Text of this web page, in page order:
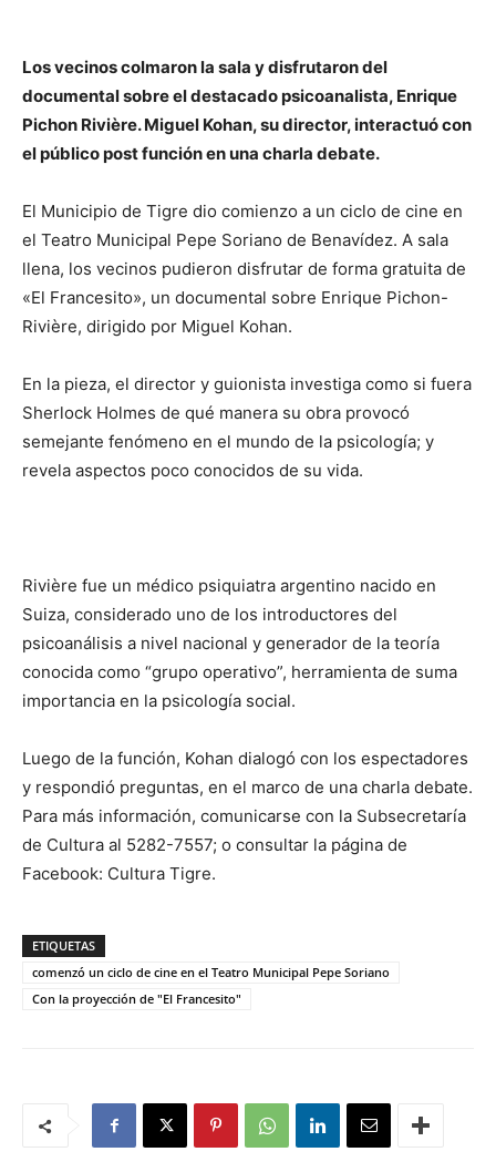
Los vecinos colmaron la sala y disfrutaron del
documental sobre el destacado psicoanalista, Enrique
Pichon Rivière. Miguel Kohan, su director, interactuó con
el público post función en una charla debate.
El Municipio de Tigre dio comienzo a un ciclo de cine en
el Teatro Municipal Pepe Soriano de Benavídez. A sala
llena, los vecinos pudieron disfrutar de forma gratuita de
«El Francesito», un documental sobre Enrique Pichon-
Rivière, dirigido por Miguel Kohan.
En la pieza, el director y guionista investiga como si fuera
Sherlock Holmes de qué manera su obra provocó
semejante fenómeno en el mundo de la psicología; y
revela aspectos poco conocidos de su vida.
Rivière fue un médico psiquiatra argentino nacido en
Suiza, considerado uno de los introductores del
psicoanálisis a nivel nacional y generador de la teoría
conocida como “grupo operativo”, herramienta de suma
importancia en la psicología social.
Luego de la función, Kohan dialogó con los espectadores
y respondió preguntas, en el marco de una charla debate.
Para más información, comunicarse con la Subsecretaría
de Cultura al 5282-7557; o consultar la página de
Facebook: Cultura Tigre.
ETIQUETAS
comenzó un ciclo de cine en el Teatro Municipal Pepe Soriano
Con la proyección de "El Francesito"